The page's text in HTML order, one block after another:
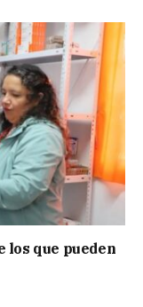
los que pueden